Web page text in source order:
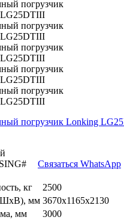
Связаться WhatsApp
кг
2500
мм 3670х1165х2130
мм
3000